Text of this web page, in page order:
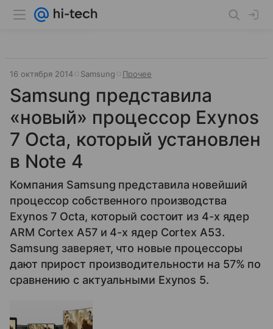
16 октября 2014 Samsung Прочее
Samsung представила
«новый» процессор Exynos
7 Octa, который установлен
в Note 4
Компания Samsung представила новейший
процессор собственного производства
Exynos 7 Octa, который состоит из 4-х ядер
ARM Cortex A57 и 4-х ядер Cortex A53.
Samsung заверяет, что новые процессоры
дают прирост производительности на 57% по
сравнению с актуальными Exynos 5.